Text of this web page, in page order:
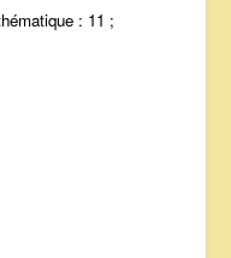
: 11 ;